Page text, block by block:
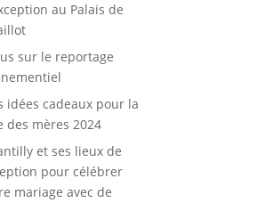
au Palais de
sur le reportage
idées cadeaux pour la
des mères 2024
et ses lieux de
pour célébrer
mariage avec de